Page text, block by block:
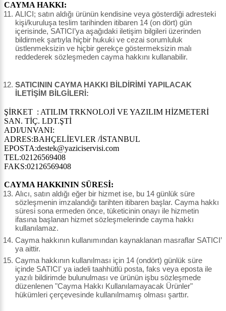
CAYMA HAKKI:
ALICI; satın aldığı ürünün kendisine veya gösterdiği adresteki
kişi/kuruluşa teslim tarihinden itibaren 14 (on dört) gün
içerisinde, SATICI’ya aşağıdaki iletişim bilgileri üzerinden
bildirmek şartıyla hiçbir hukuki ve cezai sorumluluk
üstlenmeksizin ve hiçbir gerekçe göstermeksizin malı
reddederek sözleşmeden cayma hakkını kullanabilir.
SATICININ CAYMA HAKKI BİLDİRİMİ YAPILACAK
İLETİŞİM BİLGİLERİ:
ŞİRKET : ATILIM TRKNOLOJİ VE YAZILIM HİZMETERİ
SAN. TİÇ. LDT.ŞTİ
ADI/UNVANI:
ADRES:BAHÇELİEVLER /İSTANBUL
EPOSTA:destek@yaziciservisi.com
TEL:02126569408
FAKS:02126569408
CAYMA HAKKININ SÜRESİ:
Alıcı, satın aldığı eğer bir hizmet ise, bu 14 günlük süre
sözleşmenin imzalandığı tarihten itibaren başlar. Cayma hakkı
süresi sona ermeden önce, tüketicinin onayı ile hizmetin
ifasına başlanan hizmet sözleşmelerinde cayma hakkı
kullanılamaz.
Cayma hakkının kullanımından kaynaklanan masraflar SATICI’
ya aittir.
Cayma hakkının kullanılması için 14 (ondört) günlük süre
içinde SATICI' ya iadeli taahhütlü posta, faks veya eposta ile
yazılı bildirimde bulunulması ve ürünün işbu sözleşmede
düzenlenen "Cayma Hakkı Kullanılamayacak Ürünler"
hükümleri çerçevesinde kullanılmamış olması şarttır.